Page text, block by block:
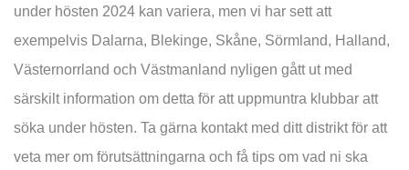
under hösten 2024 kan variera, men vi har sett att
exempelvis Dalarna, Blekinge, Skåne, Sörmland, Halland,
Västernorrland och Västmanland nyligen gått ut med
särskilt information om detta för att uppmuntra klubbar att
söka under hösten. Ta gärna kontakt med ditt distrikt för att
veta mer om förutsättningarna och få tips om vad ni ska